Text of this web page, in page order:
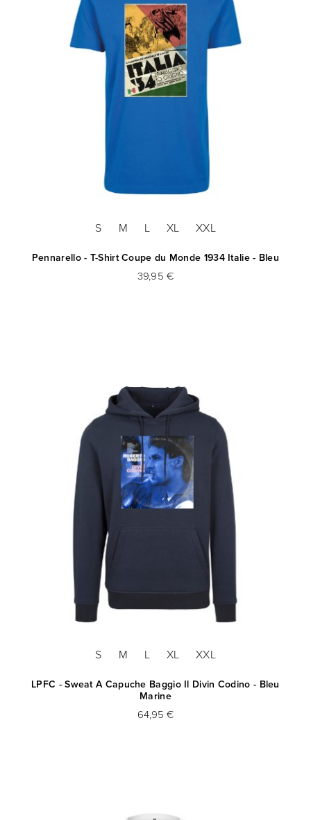
S M L XL XXL
Pennarello - T-Shirt Coupe du Monde 1934 Italie - Bleu
39,95 €
S M L XL XXL
LPFC - Sweat A Capuche Baggio Il Divin Codino - Bleu
Marine
64,95 €